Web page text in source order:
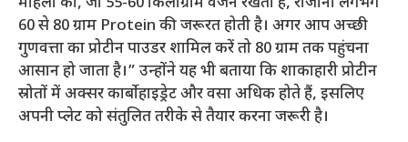
60 से 80 ग्राम Protein की जरूरत होती है। अगर आप अच्छी
गुणवत्ता का प्रोटीन पाउडर शामिल करें तो 80 ग्राम तक पहुंचना
आसान हो जाता है।” उन्होंने यह भी बताया कि शाकाहारी प्रोटीन
स्रोतों में अक्सर कार्बोहाइड्रेट और वसा अधिक होते हैं, इसलिए
अपनी प्लेट को संतुलित तरीके से तैयार करना जरूरी है।